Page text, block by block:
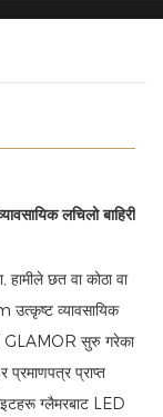
लचिलो बाहिरी
हामीले छत वा कोठा वा
उत्कृष्ट व्यावसायिक
| GLAMOR सुरु गरेका
प्रमाणपत्र प्राप्त
ग्लैमरबाट LED